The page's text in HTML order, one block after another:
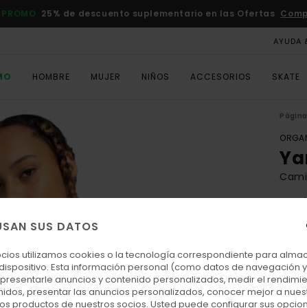
PROMO 25% de descuento suplementario en las Ofertas
AYUDA
HOMBRE MUJER NIÑOS ACCESORIOS SKATE
5.0
ECO-
SUS DATOS
utilizamos cookies o la tecnología correspondiente para
Esta información personal (como datos de navegación
anuncios y contenido personalizados, medir el
presentar las anuncios personalizados, conocer mejor a
productos de nuestros socios. Usted puede configurar sus